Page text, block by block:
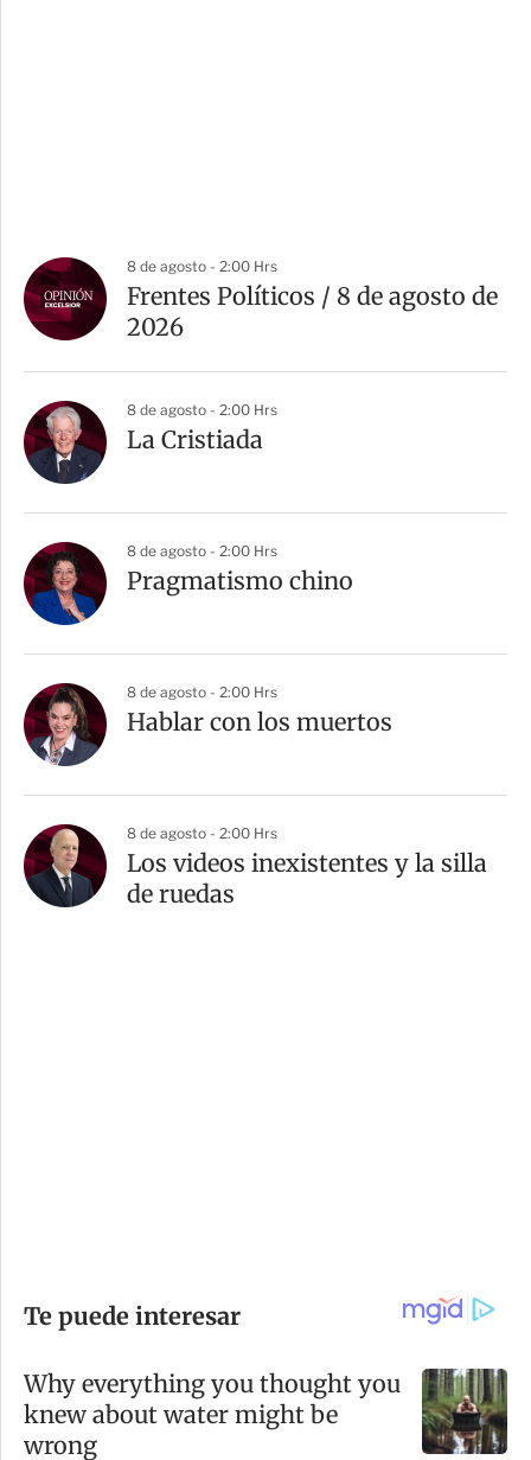
8 de agosto - 2:00 Hrs
Frentes Políticos / 8 de agosto de
2026
8 de agosto - 2:00 Hrs
La Cristiada
8 de agosto - 2:00 Hrs
Pragmatismo chino
8 de agosto - 2:00 Hrs
Hablar con los muertos
8 de agosto - 2:00 Hrs
Los videos inexistentes y la silla
de ruedas